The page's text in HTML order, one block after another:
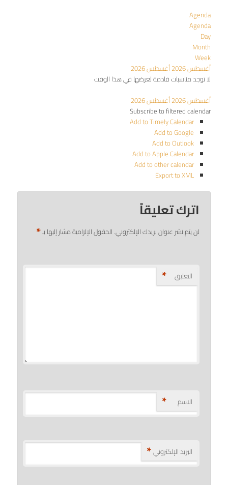
Agenda
Agenda
Day
Month
Week
أغسطس 2026
أغسطس 2026
لا توجد مناسبات قادمة لعرضها في هذا الوقت
أغسطس 2026
أغسطس 2026
Subscribe to filtered calendar
Add to Timely Calendar
Add to Google
Add to Outlook
Add to Apple Calendar
Add to other calendar
Export to XML
اترك تعليقاً
لن يتم نشر عنوان بريدك الإلكتروني. الحقول الإلزامية مشار إليها بـ*
التعليق *
الاسم *
البريد الإلكتروني*